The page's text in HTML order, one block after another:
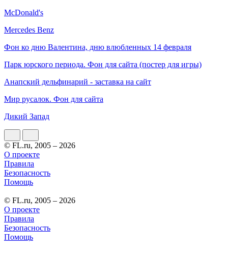
McDonald's
Mercedes Benz
Фон ко дню Валентина, дню влюбленных 14 февраля
Парк юрского периода. Фон для сайта (постер для игры)
Анапский дельфинарий - заставка на сайт
Мир русалок. Фон для сайта
Дикий Запад
© FL.ru, 2005 – 2026
О проекте
Правила
Безопасность
Помощь
© FL.ru, 2005 – 2026
О проекте
Правила
Безопасность
Помощь